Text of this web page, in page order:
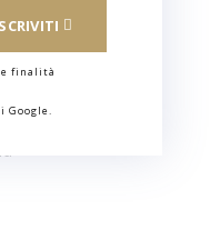
finalità
Google.